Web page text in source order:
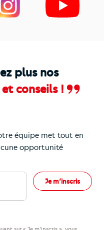
plus nos
conseils !
équipe met tout en
opportunité
Je m’inscris